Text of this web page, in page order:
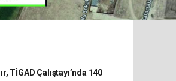
TİGAD Çalıştayı’nda 140